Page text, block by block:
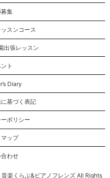
集
スンコース
出張レッスン
ト
Diary
基づく表記
ポリシー
ップ
わせ
楽くらぶ&ピアノフレンズ All Rights